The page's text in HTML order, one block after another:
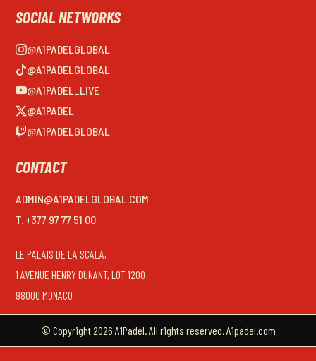
SOCIAL NETWORKS
@A1PADELGLOBAL
@A1PADELGLOBAL
@A1PADEL_LIVE
@A1PADEL
@A1PADELGLOBAL
CONTACT
ADMIN@A1PADELGLOBAL.COM
T. +377 97 77 51 00
LE PALAIS DE LA SCALA,
1 AVENUE HENRY DUNANT, LOT 1200
98000 MONACO
© Copyright 2026 A1Padel. All rights reserved. A1padel.com